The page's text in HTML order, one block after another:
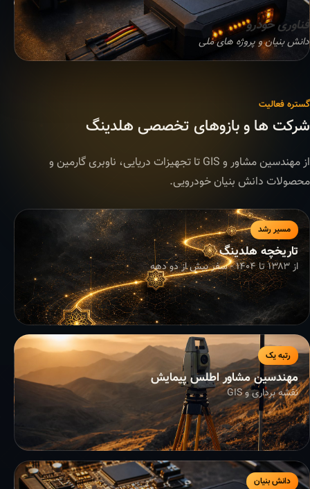
فناوری خودرو
دانش بنیان و پروژه های ملی
گستره فعالیت
شرکت ها و بازوهای تخصصی هلدینگ
از مهندسین مشاور و GIS تا تجهیزات دریایی، ناوبری گارمین و
محصولات دانش بنیان خودرویی.
مسیر رشد
تاریخچه هلدینگ
از ۱۳۸۳ تا ۱۴۰۴ - سفر بیش از دو دهه
رتبه یک
مهندسین مشاور اطلس پیمایش
نقشه برداری و GIS
دانش بنیان